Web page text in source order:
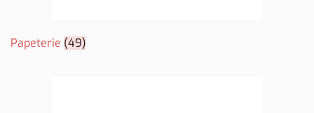
Papeterie (49)